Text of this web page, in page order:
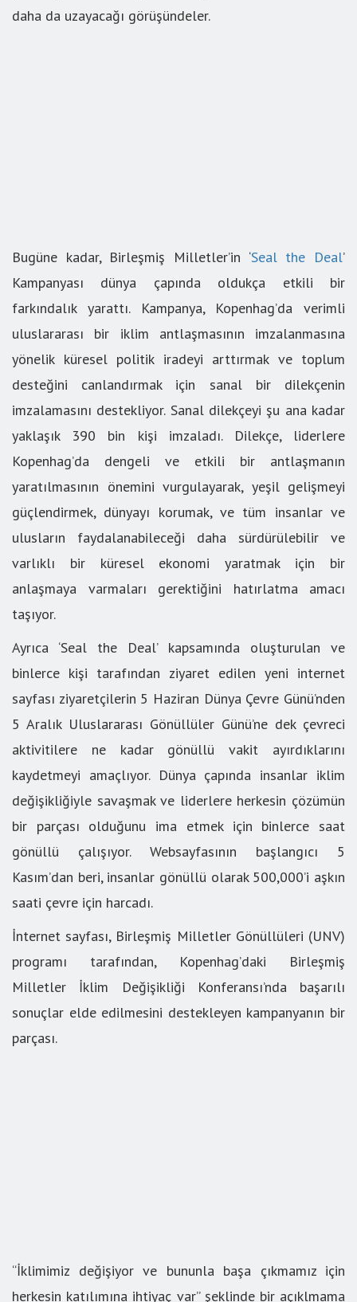
daha da uzayacağı görüşündeler.
Bugüne kadar, Birleşmiş Milletler’in ‘Seal the Deal’
Kampanyası dünya çapında oldukça etkili bir
farkındalık yarattı. Kampanya, Kopenhag’da verimli
uluslararası bir iklim antlaşmasının imzalanmasına
yönelik küresel politik iradeyi arttırmak ve toplum
desteğini canlandırmak için sanal bir dilekçenin
imzalamasını destekliyor. Sanal dilekçeyi şu ana kadar
yaklaşık 390 bin kişi imzaladı. Dilekçe, liderlere
Kopenhag’da dengeli ve etkili bir antlaşmanın
yaratılmasının önemini vurgulayarak, yeşil gelişmeyi
güçlendirmek, dünyayı korumak, ve tüm insanlar ve
ulusların faydalanabileceği daha sürdürülebilir ve
varlıklı bir küresel ekonomi yaratmak için bir
anlaşmaya varmaları gerektiğini hatırlatma amacı
taşıyor.
Ayrıca ‘Seal the Deal’ kapsamında oluşturulan ve
binlerce kişi tarafından ziyaret edilen yeni internet
sayfası ziyaretçilerin 5 Haziran Dünya Çevre Günü’nden
5 Aralık Uluslararası Gönüllüler Günü’ne dek çevreci
aktivitilere ne kadar gönüllü vakit ayırdıklarını
kaydetmeyi amaçlıyor. Dünya çapında insanlar iklim
değişikliğiyle savaşmak ve liderlere herkesin çözümün
bir parçası olduğunu ima etmek için binlerce saat
gönüllü çalışıyor. Websayfasının başlangıcı 5
Kasım’dan beri, insanlar gönüllü olarak 500,000’i aşkın
saati çevre için harcadı.
İnternet sayfası, Birleşmiş Milletler Gönüllüleri (UNV)
programı tarafından, Kopenhag’daki Birleşmiş
Milletler İklim Değişikliği Konferansı’nda başarılı
sonuçlar elde edilmesini destekleyen kampanyanın bir
parçası.
“İklimimiz değişiyor ve bununla başa çıkmamız için
herkesin katılımına ihtiyaç var” şeklinde bir açıklmama